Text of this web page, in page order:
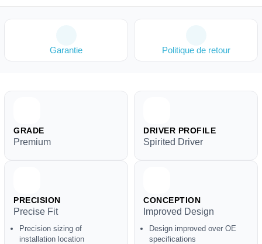
Garantie Politique de retour
GRADE
Premium
DRIVER PROFILE
Spirited Driver
PRECISION
Precise Fit
Precision sizing of
installation location
CONCEPTION
Improved Design
Design improved over OE
specifications